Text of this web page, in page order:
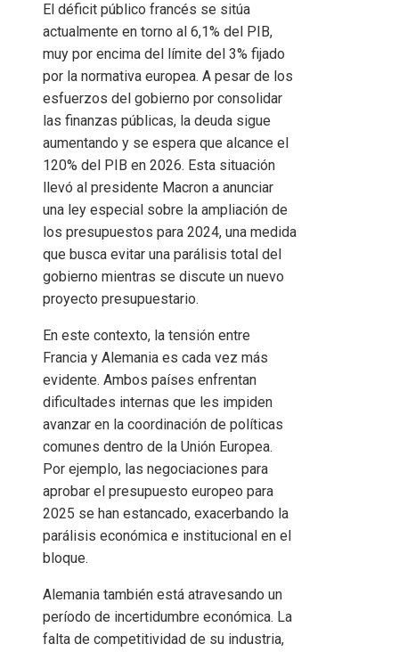
El déficit público francés se sitúa
actualmente en torno al 6,1% del PIB,
muy por encima del límite del 3% fijado
por la normativa europea. A pesar de los
esfuerzos del gobierno por consolidar
las finanzas públicas, la deuda sigue
aumentando y se espera que alcance el
120% del PIB en 2026. Esta situación
llevó al presidente Macron a anunciar
una ley especial sobre la ampliación de
los presupuestos para 2024, una medida
que busca evitar una parálisis total del
gobierno mientras se discute un nuevo
proyecto presupuestario.
En este contexto, la tensión entre
Francia y Alemania es cada vez más
evidente. Ambos países enfrentan
dificultades internas que les impiden
avanzar en la coordinación de políticas
comunes dentro de la Unión Europea.
Por ejemplo, las negociaciones para
aprobar el presupuesto europeo para
2025 se han estancado, exacerbando la
parálisis económica e institucional en el
bloque.
Alemania también está atravesando un
período de incertidumbre económica. La
falta de competitividad de su industria,